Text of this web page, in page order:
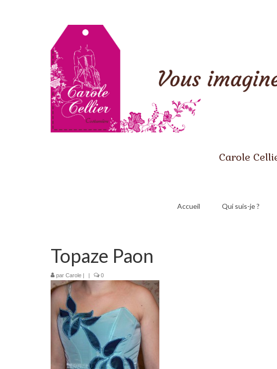
Carole
Accueil Qui suis-je ?
Topaze Paon
par Carole | | 0